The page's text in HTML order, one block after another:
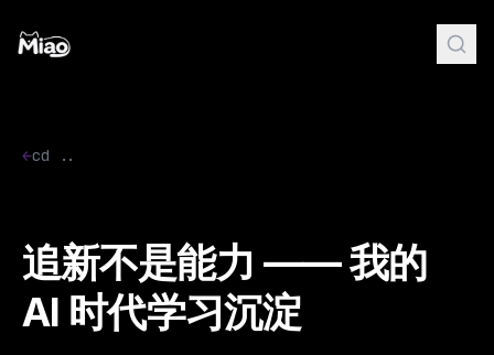
←cd ..
追新不是能力 —— 我的
AI 时代学习沉淀